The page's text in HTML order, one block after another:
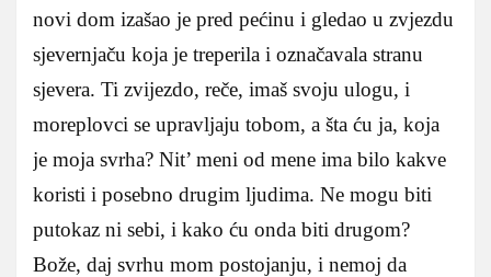
novi dom izašao je pred pećinu i gledao u zvjezdu
sjevernjaču koja je treperila i označavala stranu
sjevera. Ti zvijezdo, reče, imaš svoju ulogu, i
moreplovci se upravljaju tobom, a šta ću ja, koja
je moja svrha? Nit’ meni od mene ima bilo kakve
koristi i posebno drugim ljudima. Ne mogu biti
putokaz ni sebi, i kako ću onda biti drugom?
Bože, daj svrhu mom postojanju, i nemoj da